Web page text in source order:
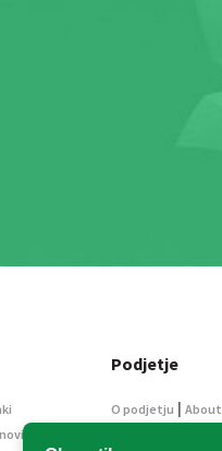
Podjetje
O podjetju | About